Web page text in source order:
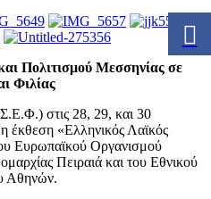
Πολιτισμού Μεσσηνίας σε
Φιλίας
στις 28, 29, και 30
έκθεση «Ελληνικός Λαϊκός
Ευρωπαϊκού Οργανισμού
Πειραιά και του Εθνικού
Αθηνών.